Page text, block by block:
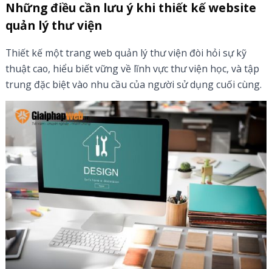
Những điều cần lưu ý khi thiết kế website
quản lý thư viện
Thiết kế một trang web quản lý thư viện đòi hỏi sự kỹ
thuật cao, hiểu biết vững về lĩnh vực thư viện học, và tập
trung đặc biệt vào nhu cầu của người sử dụng cuối cùng.